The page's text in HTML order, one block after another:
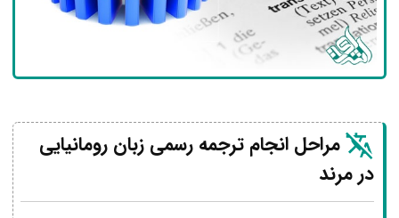
مراحل انجام ترجمه رسمی زبان رومانیایی
در مرند